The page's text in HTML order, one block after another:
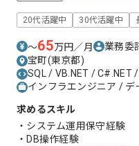
20代活躍中 30代活躍中
〜65万円／月 業務委
宝町(東京都)
SQL / VB.NET / C#.NET
インフラエンジニア / デ
求めるスキル
・システム運用保守経験
・DB操作経験